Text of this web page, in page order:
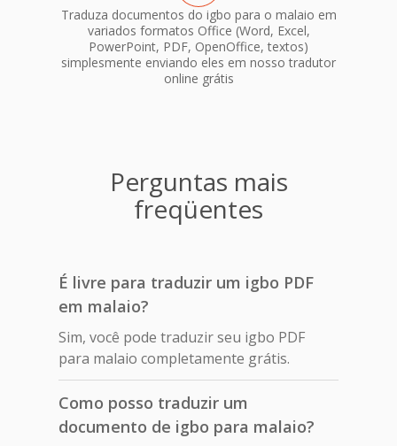
Traduza documentos do igbo para o malaio em
variados formatos Office (Word, Excel,
PowerPoint, PDF, OpenOffice, textos)
simplesmente enviando eles em nosso tradutor
online grátis
Perguntas mais
freqüentes
É livre para traduzir um igbo PDF
em malaio?
Sim, você pode traduzir seu igbo PDF
para malaio completamente grátis.
Como posso traduzir um
documento de igbo para malaio?